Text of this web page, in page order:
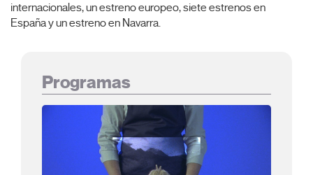
internacionales, un estreno europeo, siete estrenos en
España y un estreno en Navarra.
Programas